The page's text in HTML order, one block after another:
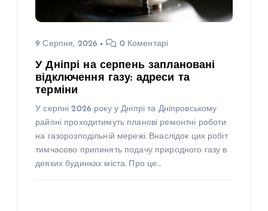
9 Серпня, 2026 0 Коментарі
У Дніпрі на серпень заплановані
відключення газу: адреси та
терміни
У серпні 2026 року у Дніпрі та Дніпровському
районі проходитимуть планові ремонтні роботи
на газорозподільній мережі. Внаслідок цих робіт
тимчасово припинять подачу природного газу в
деяких будинках міста. Про це…